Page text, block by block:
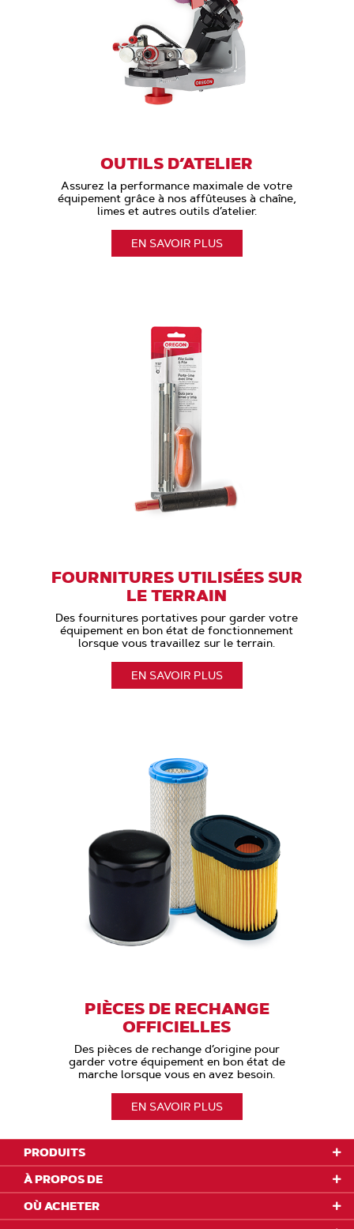
OUTILS D’ATELIER
Assurez la performance maximale de votre
équipement grâce à nos affûteuses à chaîne,
limes et autres outils d’atelier.
EN SAVOIR PLUS
FOURNITURES UTILISÉES SUR
LE TERRAIN
Des fournitures portatives pour garder votre
équipement en bon état de fonctionnement
lorsque vous travaillez sur le terrain.
EN SAVOIR PLUS
PIÈCES DE RECHANGE
OFFICIELLES
Des pièces de rechange d’origine pour
garder votre équipement en bon état de
marche lorsque vous en avez besoin.
EN SAVOIR PLUS
PRODUITS
À PROPOS DE
OÙ ACHETER